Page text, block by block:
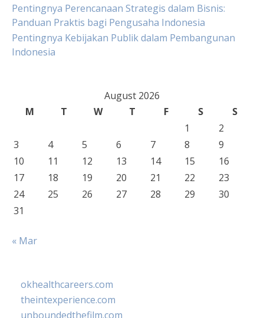
Pentingnya Perencanaan Strategis dalam Bisnis:
Panduan Praktis bagi Pengusaha Indonesia
Pentingnya Kebijakan Publik dalam Pembangunan
Indonesia
August 2026
M
T W T F S
S
1
2
3
4 5 6 7 8
9
10
11 12 13 14 15
16
17
18 19 20 21 22
23
24
25 26 27 28 29
30
31
« Mar
okhealthcareers.com
theintexperience.com
unboundedthefilm.com